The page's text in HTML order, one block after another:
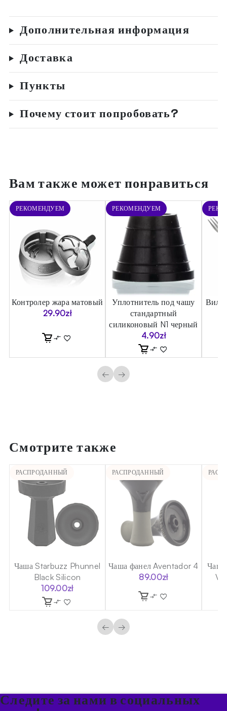
Дополнительная информация
Доставка
Пункты
Почему стоит попробовать?
Вам также может понравиться
РЕКОМЕНДУЕМ
Контролер жара матовый
29.90zł
РЕКОМЕНДУЕМ
Уплотнитель под чашу
стандартный
силиконовый N1 черный
4.90zł
← →
Смотрите также
РАСПРОДАННЫЙ
Чаша Starbuzz Phunnel
Black Silicon
109.00zł
РАСПРОДАННЫЙ
Чаша фанел Aventador 4
89.00zł
← →
Следите за нами в социальных